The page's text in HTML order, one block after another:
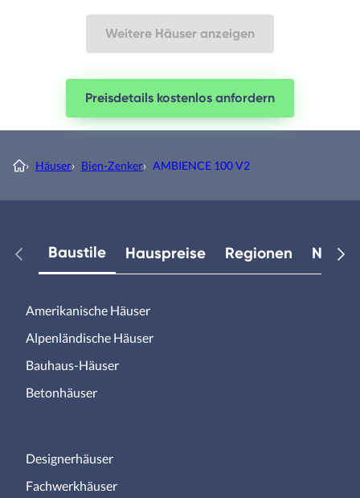
Weitere Häuser anzeigen
Preisdetails kostenlos anfordern
› Häuser› Bien-Zenker› AMBIENCE 100 V2
Baustile Hauspreise Regionen
Amerikanische Häuser
Alpenländische Häuser
Bauhaus-Häuser
Betonhäuser
Designerhäuser
Fachwerkhäuser